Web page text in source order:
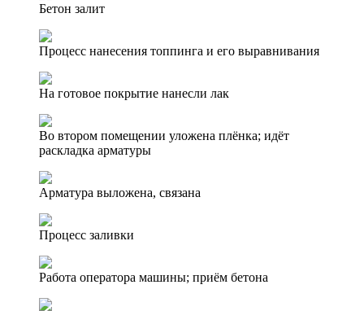
Бетон залит
Процесс нанесения топпинга и его выравнивания
На готовое покрытие нанесли лак
Во втором помещении уложена плёнка; идёт
раскладка арматуры
Арматура выложена, связана
Процесс заливки
Работа оператора машины; приём бетона